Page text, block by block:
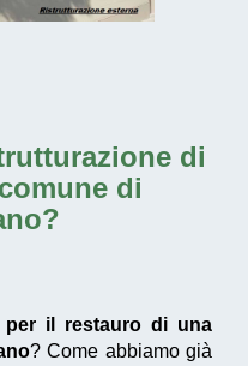
di
di
?
per il restauro di una
? Come abbiamo già